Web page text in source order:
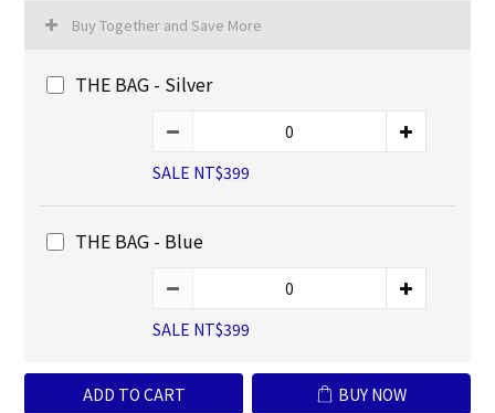
Buy Together and Save More
THE BAG - Silver
SALE NT$399
THE BAG - Blue
SALE NT$399
ADD TO CART BUY NOW